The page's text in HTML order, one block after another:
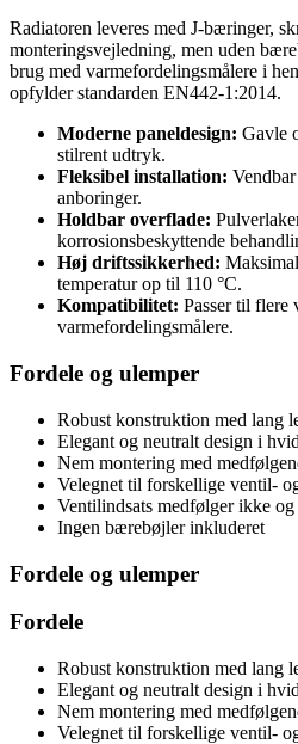
Radiatoren leveres med J-bæringer,
monteringsvejledning, men uden
brug med varmefordelingsmålere i
opfylder standarden EN442-1:2014.
Moderne paneldesign: Gavle
stilrent udtryk.
Fleksibel installation:
anboringer.
Holdbar overflade:
korrosionsbeskyttende
Høj driftssikkerhed:
temperatur op til 110 °C.
Kompatibilitet: Passer til flere
varmefordelingsmålere.
Fordele og ulemper
Robust konstruktion med lang
Elegant og neutralt design i
Nem montering med
Velegnet til forskellige ventil-
Ventilindsats medfølger ikke og
Ingen bærebøjler inkluderet
Fordele og ulemper
Fordele
Robust konstruktion med lang
Elegant og neutralt design i
Nem montering med
Velegnet til forskellige ventil-